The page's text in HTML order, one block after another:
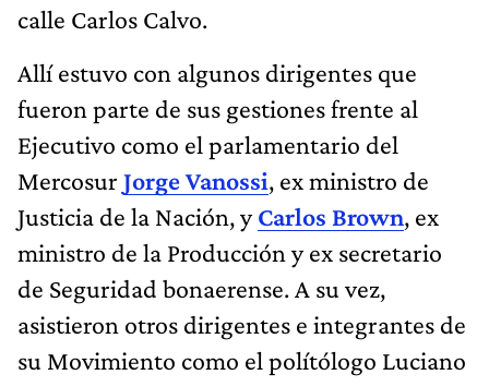
calle Carlos Calvo.
Allí estuvo con algunos dirigentes que
fueron parte de sus gestiones frente al
Ejecutivo como el parlamentario del
Mercosur Jorge Vanossi, ex ministro de
Justicia de la Nación, yCarlos Brown, ex
ministro de la Producción y ex secretario
de Seguridad bonaerense. A su vez,
asistieron otros dirigentes e integrantes de
su Movimiento como el polítólogo Luciano